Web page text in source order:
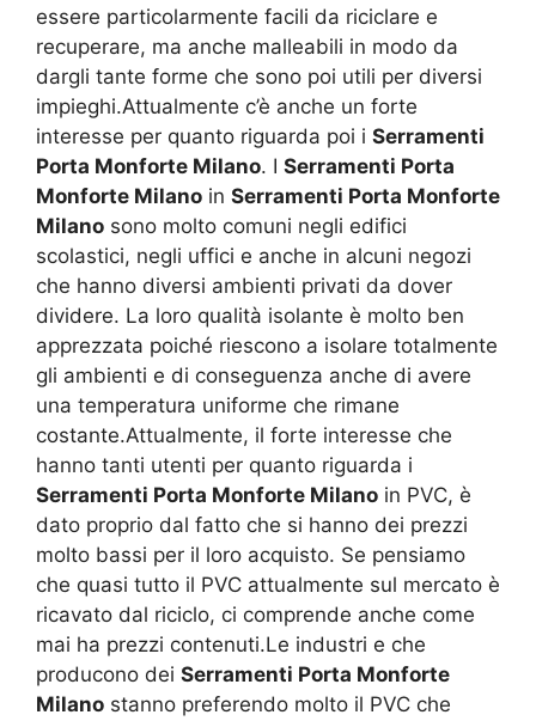
essere particolarmente facili da riciclare e
recuperare, ma anche malleabili in modo da
dargli tante forme che sono poi utili per diversi
impieghi.Attualmente c’è anche un forte
interesse per quanto riguarda poi i Serramenti
Porta Monforte Milano. I Serramenti Porta
Monforte Milano in Serramenti Porta Monforte
Milano sono molto comuni negli edifici
scolastici, negli uffici e anche in alcuni negozi
che hanno diversi ambienti privati da dover
dividere. La loro qualità isolante è molto ben
apprezzata poiché riescono a isolare totalmente
gli ambienti e di conseguenza anche di avere
una temperatura uniforme che rimane
costante.Attualmente, il forte interesse che
hanno tanti utenti per quanto riguarda i
Serramenti Porta Monforte Milano in PVC, è
dato proprio dal fatto che si hanno dei prezzi
molto bassi per il loro acquisto. Se pensiamo
che quasi tutto il PVC attualmente sul mercato è
ricavato dal riciclo, ci comprende anche come
mai ha prezzi contenuti.Le industri e che
producono dei Serramenti Porta Monforte
Milano stanno preferendo molto il PVC che